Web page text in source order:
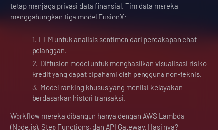
tetap menjaga privasi data finansial. Tim data mereka
menggabungkan tiga model FusionX:
LLM untuk analisis sentimen dari percakapan chat
pelanggan.
Diffusion model untuk menghasilkan visualisasi risiko
kredit yang dapat dipahami oleh pengguna non‑teknis.
Model ranking khusus yang menilai kelayakan
berdasarkan histori transaksi.
Workflow mereka dibangun hanya dengan AWS Lambda
(Node.js), Step Functions, dan API Gateway. Hasilnya?